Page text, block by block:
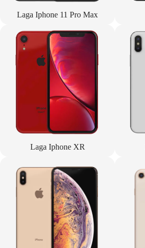
Laga Iphone 11 Pro Max
Laga Iphone XR